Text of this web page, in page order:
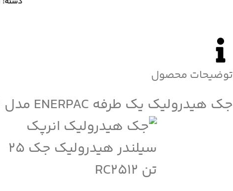
توضیحات محصول
جک هیدرولیک یک طرفه ENERPAC مدل RC506